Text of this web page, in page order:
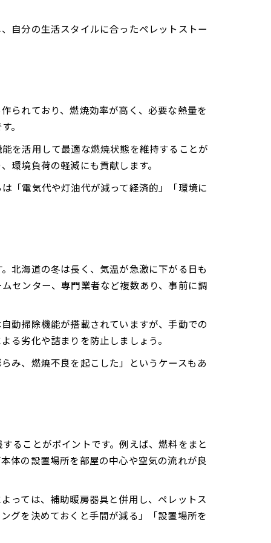
自分の生活スタイルに合ったペレットストー
られており、燃焼効率が高く、必要な熱量を
。
を活用して最適な燃焼状態を維持することが
環境負荷の軽減にも貢献します。
「電気代や灯油代が減って経済的」「環境に
北海道の冬は長く、気温が急激に下がる日も
センター、専門業者など複数あり、事前に調
動掃除機能が搭載されていますが、手動での
る劣化や詰まりを防止しましょう。
み、燃焼不良を起こした」というケースもあ
ることがポイントです。例えば、燃料をまと
体の設置場所を部屋の中心や空気の流れが良
っては、補助暖房器具と併用し、ペレットス
グを決めておくと手間が減る」「設置場所を